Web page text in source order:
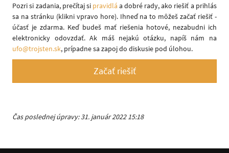
Pozri si zadania, prečítaj si pravidlá a dobré rady, ako riešiť a prihlás
sa na stránku (klikni vpravo hore). Ihneď na to môžeš začať riešiť -
účasť je zdarma. Keď budeš mať riešenia hotové, nezabudni ich
elektronicky odovzdať. Ak máš nejakú otázku, napíš nám na
ufo@trojsten.sk, prípadne sa zapoj do diskusie pod úlohou.
Začať riešiť
Čas poslednej úpravy: 31. január 2022 15:18